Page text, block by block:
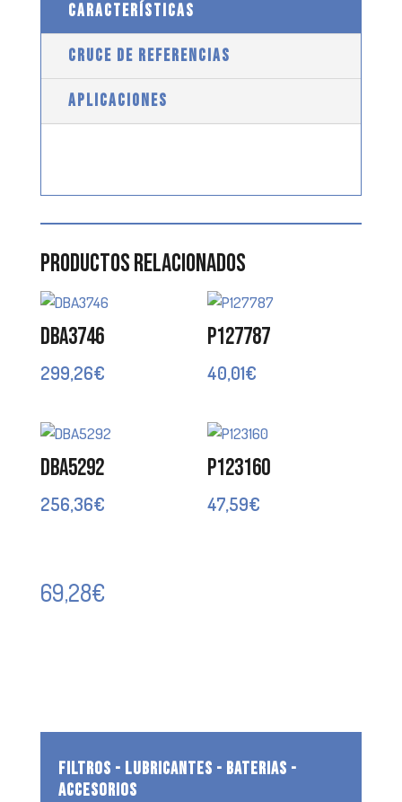
CARACTERÍSTICAS
CRUCE DE REFERENCIAS
APLICACIONES
Productos relacionados
DBA3746
299,26€
P127787
40,01€
DBA5292
256,36€
P123160
47,59€
69,28€
FILTROS - LUBRICANTES - BATERIAS -
ACCESORIOS